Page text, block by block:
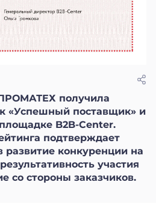
получила
«Успешный поставщик» и
B2B-Center.
подтверждает
развитие конкуренции на
участия
со стороны заказчиков.